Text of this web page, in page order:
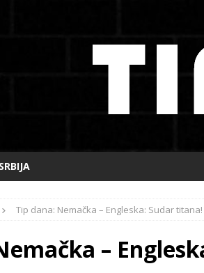
Tip dana: Nemačka – Engleska: Sudar titana!
–